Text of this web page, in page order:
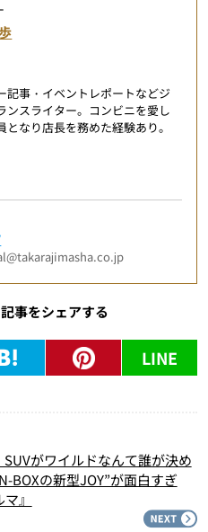
記事・イベントレポートなどジ
ンスライター。コンビニを愛し
なり店長を務めた経験あり。
事をシェアする
LINE
SUVがワイルドなんて誰が決め
BOXの新型JOY”が面白すぎ
』